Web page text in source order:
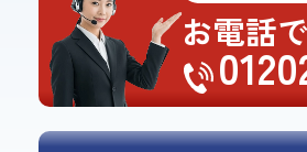
お電話